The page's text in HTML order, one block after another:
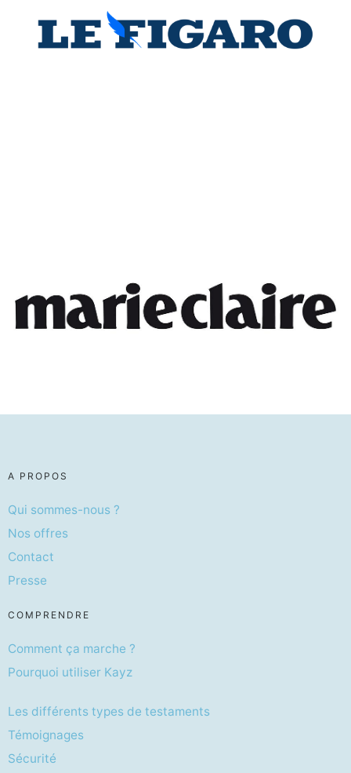
A PROPOS
Qui sommes-nous ?
Nos offres
Contact
Presse
COMPRENDRE
Comment ça marche ?
Pourquoi utiliser Kayz
Les différents types de testaments
Témoignages
Sécurité